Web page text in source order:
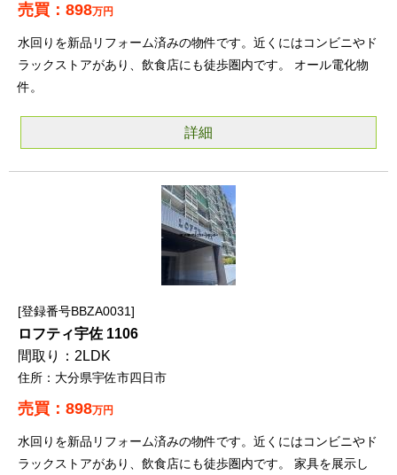
898万円
水回りを新品リフォーム済みの物件です。近くにはコンビニやド
ラックストアがあり、飲食店にも徒歩圏内です。 オール電化物
件。
詳細
登録番号BBZA0031
ロフティ宇佐 1106
2LDK
大分県宇佐市四日市
898万円
水回りを新品リフォーム済みの物件です。近くにはコンビニやド
ラックストアがあり、飲食店にも徒歩圏内です。 家具を展示し